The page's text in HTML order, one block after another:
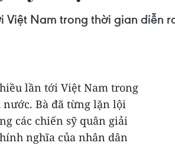
Nam trong thời gian diễn
lần tới Việt Nam trong
nước. Bà đã từng lặn lội
các chiến sỹ quân giải
nghĩa của nhân dân